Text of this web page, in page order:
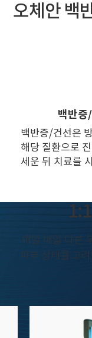
오체안 백
백반증
백반증/건선은
해당 질환으로
세운 뒤 치료를
매일 매일 다른
피부 상태를 고